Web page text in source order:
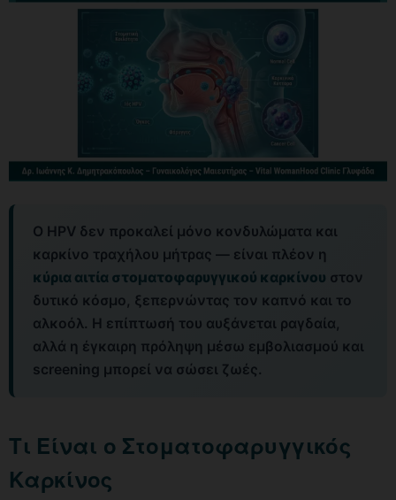
Ο HPV δεν προκαλεί μόνο κονδυλώματα και
καρκίνο τραχήλου μήτρας — είναι πλέον η
κύρια αιτία στοματοφαρυγγικού καρκίνου στον
δυτικό κόσμο, ξεπερνώντας τον καπνό και το
αλκοόλ. Η επίπτωσή του αυξάνεται ραγδαία,
αλλά η έγκαιρη πρόληψη μέσω εμβολιασμού και
screening μπορεί να σώσει ζωές.
Τι Είναι ο Στοματοφαρυγγικός
Καρκίνος